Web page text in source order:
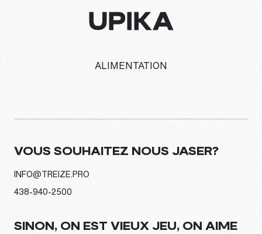
UPIKA
ALIMENTATION
VOUS SOUHAITEZ NOUS JASER?
INFO@TREIZE.PRO
438-940-2500
SINON, ON EST VIEUX JEU, ON AIME